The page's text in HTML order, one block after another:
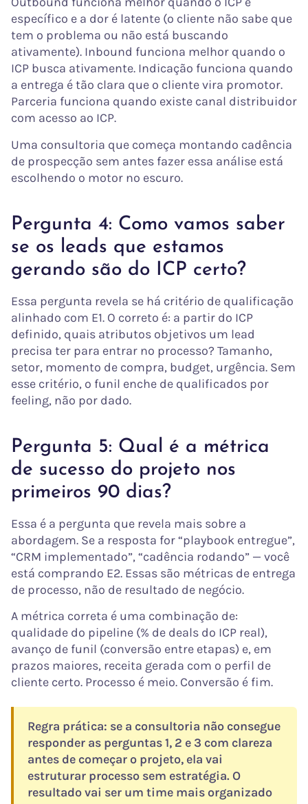
específico e a dor é latente (o cliente não sabe que
tem o problema ou não está buscando
ativamente). Inbound funciona melhor quando o
ICP busca ativamente. Indicação funciona quando
a entrega é tão clara que o cliente vira promotor.
Parceria funciona quando existe canal distribuidor
com acesso ao ICP.
Uma consultoria que começa montando cadência
de prospecção sem antes fazer essa análise está
escolhendo o motor no escuro.
Pergunta 4: Como vamos saber
se os leads que estamos
gerando são do ICP certo?
Essa pergunta revela se há critério de qualificação
alinhado com E1. O correto é: a partir do ICP
definido, quais atributos objetivos um lead
precisa ter para entrar no processo? Tamanho,
setor, momento de compra, budget, urgência. Sem
esse critério, o funil enche de qualificados por
feeling, não por dado.
Pergunta 5: Qual é a métrica
de sucesso do projeto nos
primeiros 90 dias?
Essa é a pergunta que revela mais sobre a
abordagem. Se a resposta for “playbook entregue”,
“CRM implementado”, “cadência rodando” — você
está comprando E2. Essas são métricas de entrega
de processo, não de resultado de negócio.
A métrica correta é uma combinação de:
qualidade do pipeline (% de deals do ICP real),
avanço de funil (conversão entre etapas) e, em
prazos maiores, receita gerada com o perfil de
cliente certo. Processo é meio. Conversão é fim.
Regra prática: se a consultoria não consegue
responder as perguntas 1, 2 e 3 com clareza
antes de começar o projeto, ela vai
estruturar processo sem estratégia. O
resultado vai ser um time mais organizado